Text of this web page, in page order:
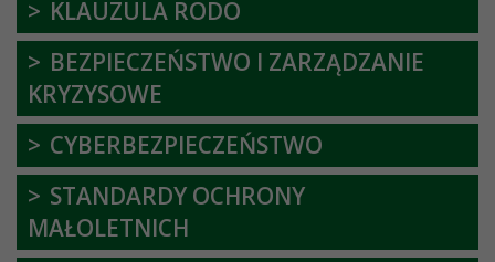
KLAUZULA RODO
BEZPIECZEŃSTWO I ZARZĄDZANIE
KRYZYSOWE
CYBERBEZPIECZEŃSTWO
STANDARDY OCHRONY
MAŁOLETNICH